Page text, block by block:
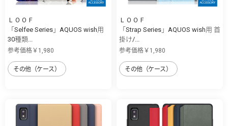
ＬＯＯＦ
「Selfee Series」AQUOS wish用
30種類...
参考価格￥1,980
その他（ケース）
ＬＯＯＦ
「Strap Series」AQUOS wish用 首
掛け/...
参考価格￥1,980
その他（ケース）